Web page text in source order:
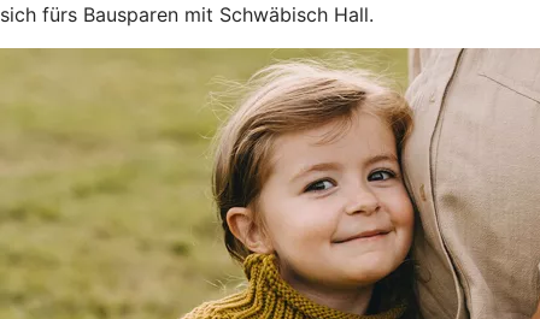
sich fürs Bausparen mit Schwäbisch Hall.